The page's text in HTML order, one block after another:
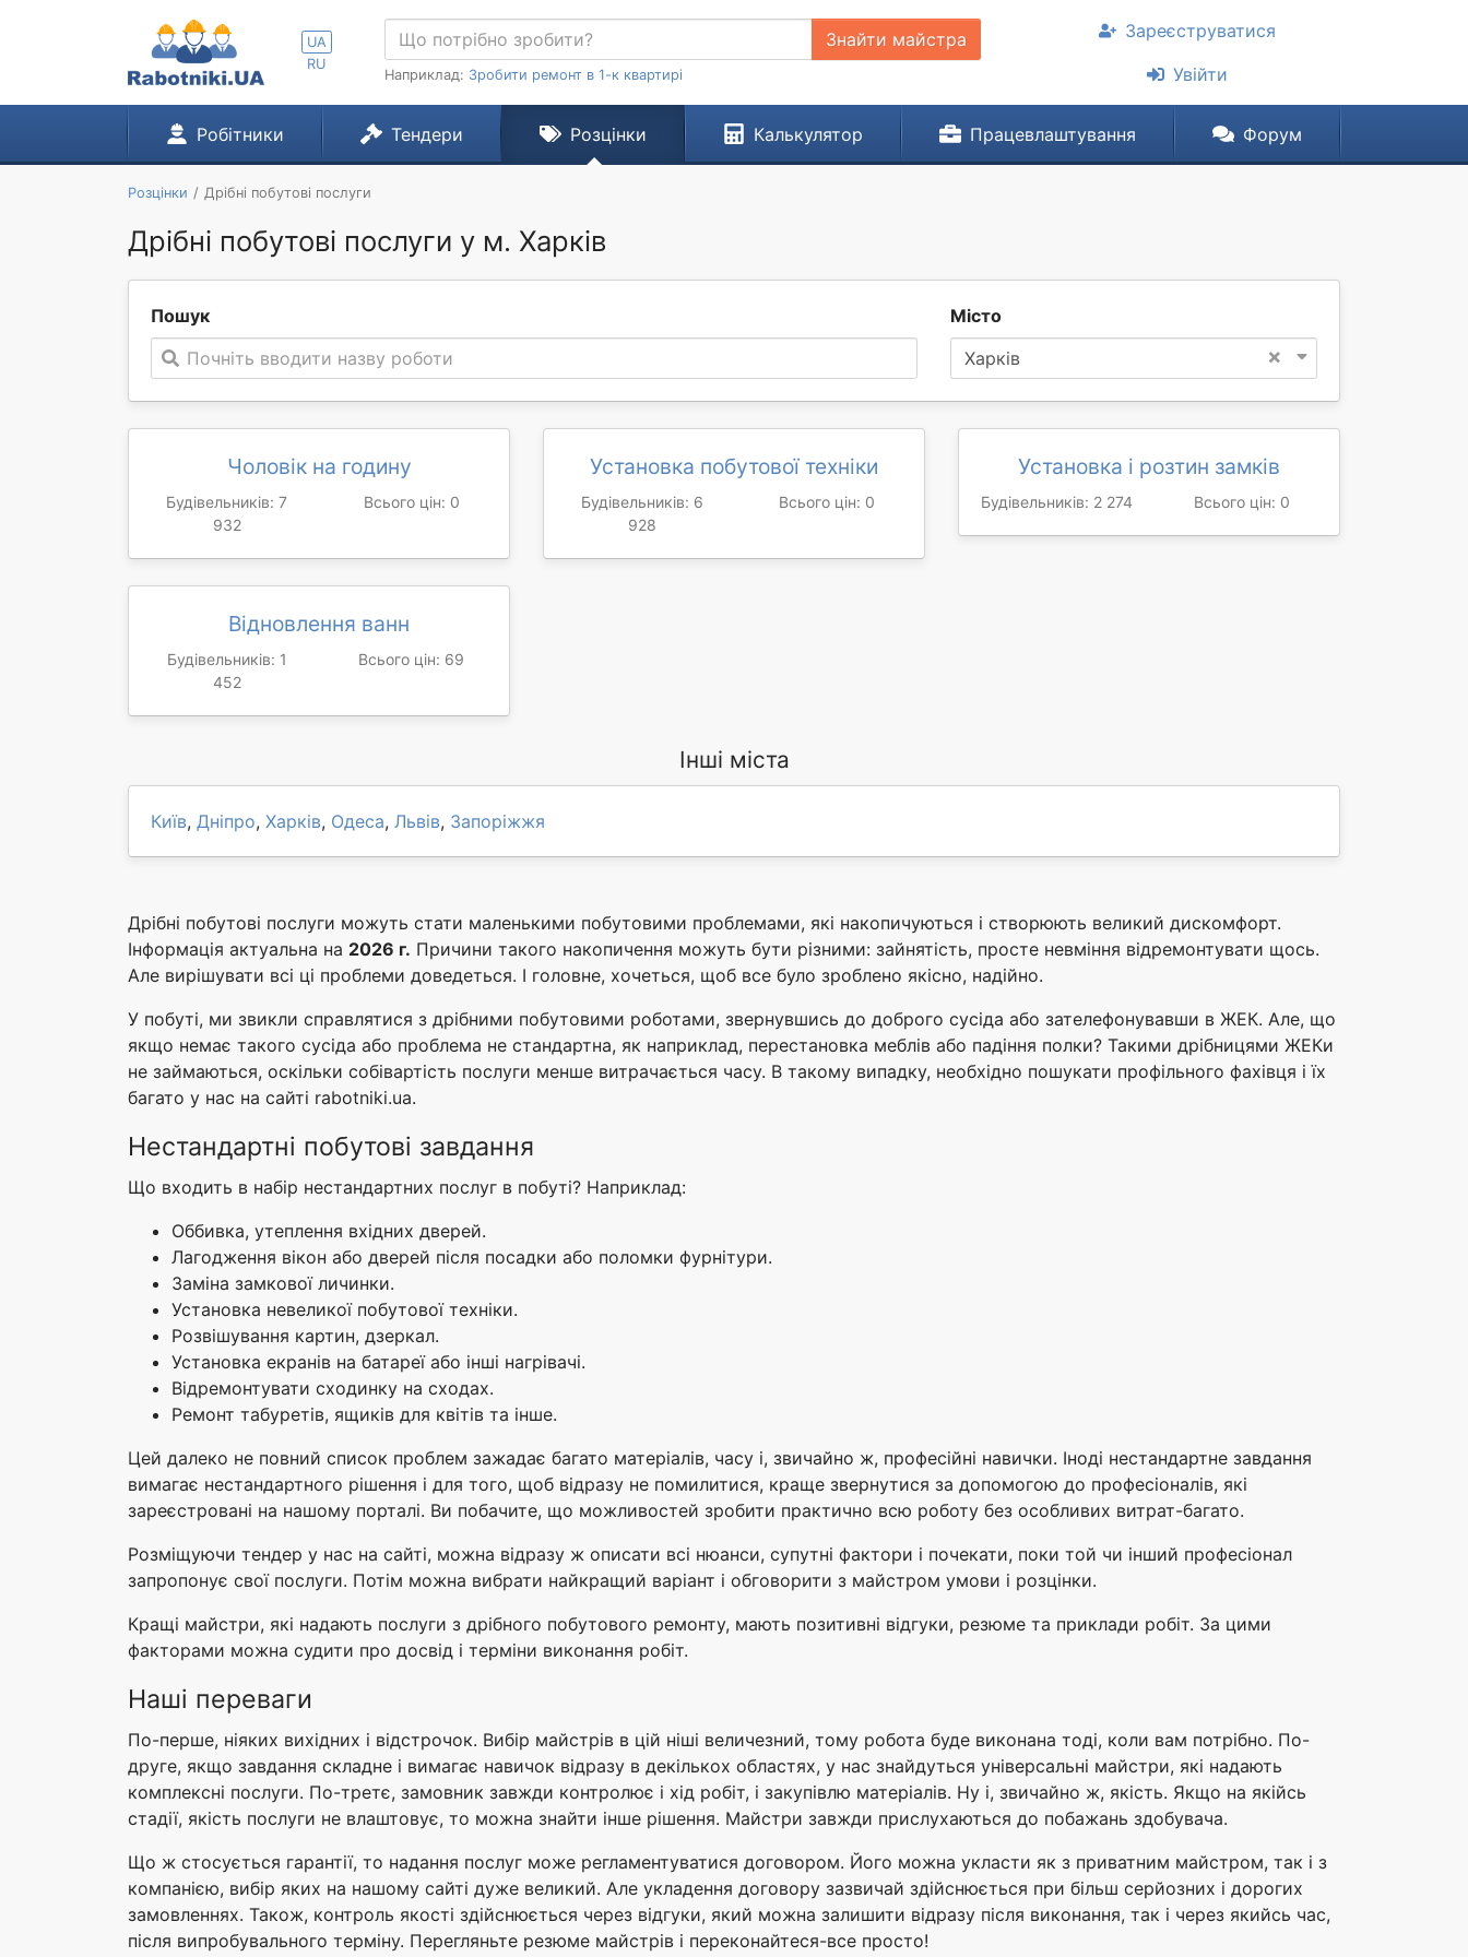
UA
RU
Знайти майстра
Наприклад: Зробити ремонт в 1-к квартирі
Зареєструватися
Увійти
Робітники Тендери Розцінки Калькулятор Працевлаштування Форум
Розцінки Дрібні побутові послуги
Дрібні побутові послуги у м. Харків
Пошук
Почніть вводити назву роботи
Місто
×
Харків
Чоловік на годину
Будівельників: 7
932
Всього цін: 0
Установка побутової техніки
Будівельників: 6
928
Всього цін: 0
Установка і розтин замків
Будівельників: 2 274 Всього цін: 0
Відновлення ванн
Будівельників: 1
452
Всього цін: 69
Інші міста
Київ, Дніпро, Харків, Одеса, Львів, Запоріжжя
Дрібні побутові послуги можуть стати маленькими побутовими проблемами, які накопичуються і створюють великий дискомфорт.
Інформація актуальна на 2026 г. Причини такого накопичення можуть бути різними: зайнятість, просте невміння відремонтувати щось.
Але вирішувати всі ці проблеми доведеться. І головне, хочеться, щоб все було зроблено якісно, надійно.
У побуті, ми звикли справлятися з дрібними побутовими роботами, звернувшись до доброго сусіда або зателефонувавши в ЖЕК. Але, що
якщо немає такого сусіда або проблема не стандартна, як наприклад, перестановка меблів або падіння полки? Такими дрібницями ЖЕКи
не займаються, оскільки собівартість послуги менше витрачається часу. В такому випадку, необхідно пошукати профільного фахівця і їх
багато у нас на сайті rabotniki.ua.
Нестандартні побутові завдання
Що входить в набір нестандартних послуг в побуті? Наприклад:
Оббивка, утеплення вхідних дверей.
Лагодження вікон або дверей після посадки або поломки фурнітури.
Заміна замкової личинки.
Установка невеликої побутової техніки.
Розвішування картин, дзеркал.
Установка екранів на батареї або інші нагрівачі.
Відремонтувати сходинку на сходах.
Ремонт табуретів, ящиків для квітів та інше.
Цей далеко не повний список проблем зажадає багато матеріалів, часу і, звичайно ж, професійні навички. Іноді нестандартне завдання
вимагає нестандартного рішення і для того, щоб відразу не помилитися, краще звернутися за допомогою до професіоналів, які
зареєстровані на нашому порталі. Ви побачите, що можливостей зробити практично всю роботу без особливих витрат-багато.
Розміщуючи тендер у нас на сайті, можна відразу ж описати всі нюанси, супутні фактори і почекати, поки той чи інший професіонал
запропонує свої послуги. Потім можна вибрати найкращий варіант і обговорити з майстром умови і розцінки.
Кращі майстри, які надають послуги з дрібного побутового ремонту, мають позитивні відгуки, резюме та приклади робіт. За цими
факторами можна судити про досвід і терміни виконання робіт.
Наші переваги
По-перше, ніяких вихідних і відстрочок. Вибір майстрів в цій ніші величезний, тому робота буде виконана тоді, коли вам потрібно. По-
друге, якщо завдання складне і вимагає навичок відразу в декількох областях, у нас знайдуться універсальні майстри, які надають
комплексні послуги. По-третє, замовник завжди контролює і хід робіт, і закупівлю матеріалів. Ну і, звичайно ж, якість. Якщо на якійсь
стадії, якість послуги не влаштовує, то можна знайти інше рішення. Майстри завжди прислухаються до побажань здобувача.
Що ж стосується гарантії, то надання послуг може регламентуватися договором. Його можна укласти як з приватним майстром, так і з
компанією, вибір яких на нашому сайті дуже великий. Але укладення договору зазвичай здійснюється при більш серйозних і дорогих
замовленнях. Також, контроль якості здійснюється через відгуки, який можна залишити відразу після виконання, так і через якийсь час,
після випробувального терміну. Перегляньте резюме майстрів і переконайтеся-все просто!